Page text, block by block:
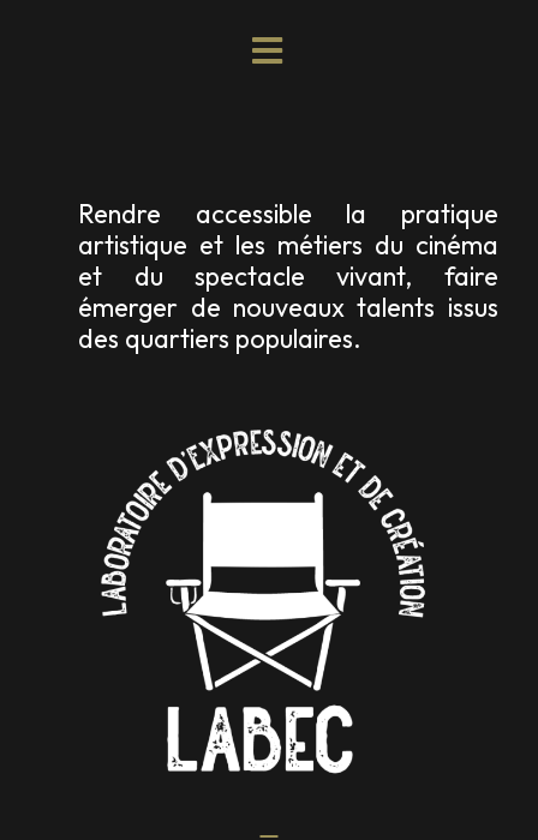
Rendre accessible la pratique
artistique et les métiers du cinéma
et du spectacle vivant, faire
émerger de nouveaux talents issus
des quartiers populaires.